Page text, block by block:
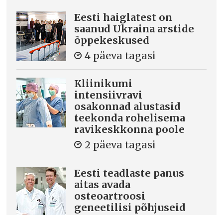
Eesti haiglatest on
saanud Ukraina arstide
õppekeskused
4 päeva tagasi
Kliinikumi
intensiivravi
osakonnad alustasid
teekonda rohelisema
ravikeskkonna poole
2 päeva tagasi
Eesti teadlaste panus
aitas avada
osteoartroosi
geneetilisi põhjuseid